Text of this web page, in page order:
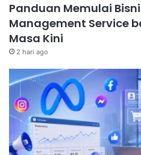
Panduan Memulai
Management Service
Masa Kini
2 hari ago